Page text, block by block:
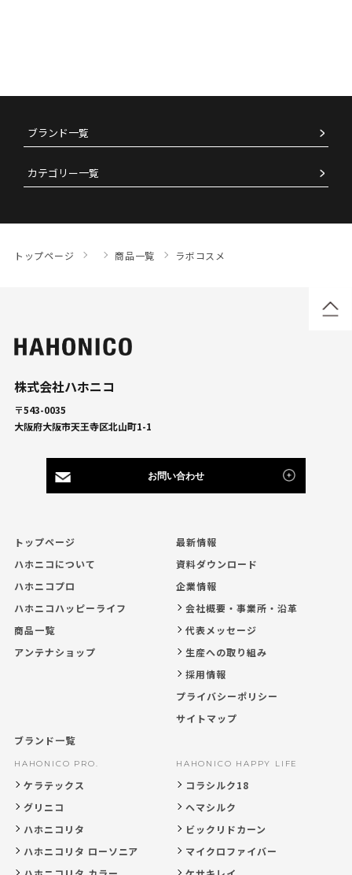
ブランド一覧
カテゴリー一覧
トップページ 商品一覧 ラボコスメ
株式会社ハホニコ
〒543-0035
大阪府大阪市天王寺区北山町1-1
お問い合わせ
トップページ
ハホニコについて
ハホニコプロ
ハホニコハッピーライフ
商品一覧
アンテナショップ
ブランド一覧
HAHONICO PRO.
ケラテックス
グリニコ
ハホニコリタ
ハホニコリタ ローソニア
HAHONICO HAPPY LIFE
コラシルク18
ヘマシルク
ビックリドカーン
マイクロファイバー
最新情報
資料ダウンロード
企業情報
会社概要・事業所・沿革
代表メッセージ
生産への取り組み
採用情報
プライバシーポリシー
サイトマップ